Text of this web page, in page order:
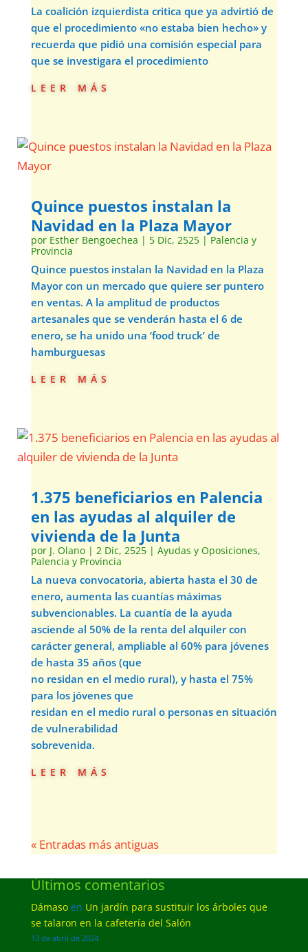
La coalición izquierdista critica que ya advirtió de
que el procedimiento «no estaba bien hecho» y
recuerda que pidió una comisión especial para
que se investigara el procedimiento
leer más
Quince puestos instalan la
Navidad en la Plaza Mayor
por Esther Bengoechea | 5 Dic, 2525| Palencia y
Provincia
Quince puestos instalan la Navidad en la Plaza
Mayor con un mercado que quiere ser puntero
en ventas. A la amplitud de productos
artesanales que se venderán hasta el 6 de
enero, se ha unido una ‘food truck’ de
hamburguesas
leer más
1.375 beneficiarios en Palencia
en las ayudas al alquiler de
vivienda de la Junta
por J. Olano| 2 Dic, 2525| Ayudas y Oposiciones,
Palencia y Provincia
La nueva convocatoria, abierta hasta el 30 de
enero, aumenta las cuantías máximas
subvencionables. La cuantía de la ayuda
asciende al 50% de la renta del alquiler con
carácter general, ampliable al 60% para jóvenes
de hasta 35 años (que
no residan en el medio rural), y hasta el 75%
para los jóvenes que
residan en el medio rural o personas en situación
de vulnerabilidad
sobrevenida.
leer más
« Entradas más antiguas
Últimos comentarios
Dámasoen Un jardín para sustituir los árboles que
se talaron en la cafetería del Salón
13 de abril de 2024